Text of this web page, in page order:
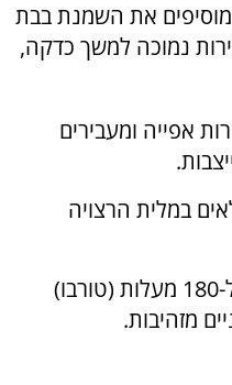
את השמנת בבת
נמוכה למשך כדקה,
אפייה ומעבירים
במלית הרצויה
6.אופים בתנור שחומם מראש ל-180 מעלות (טורבו)